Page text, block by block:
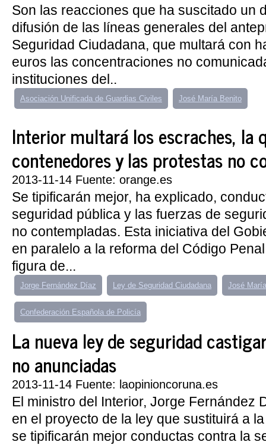
Son las reacciones que ha suscitado un
difusión de las líneas generales del
Seguridad Ciudadana, que multará con
euros las concentraciones no
instituciones del..
Asociación Unificada de Guardias Civiles José María Benito
Interior multará los escraches, la
contenedores y las protestas no
2013-11-14 Fuente: orange.es
Se tipificarán mejor, ha explicado,
seguridad pública y las fuerzas de
no contempladas. Esta iniciativa del
en paralelo a la reforma del Código
figura de...
Jorge Fernández Díaz Ley de Seguridad Ciudadana José
Confederación Española de Policía
La nueva ley de seguridad
no anunciadas
2013-11-14 Fuente: laopinioncoruna.es
El ministro del Interior, Jorge Fernández
en el proyecto de la ley que sustituirá a
se tipificarán mejor conductas contra la